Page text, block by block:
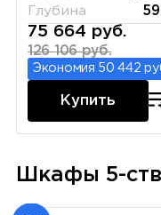
Глубина
75 664 руб.
126 106 руб.
Экономия 50 442
Купить
Шкафы 5-